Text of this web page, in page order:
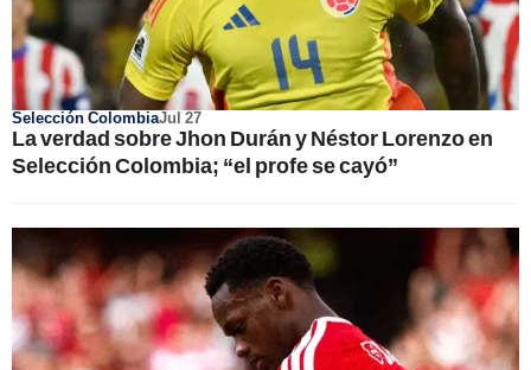
Selección ColombiaJul 27
La verdad sobre Jhon Durán y Néstor Lorenzo en
Selección Colombia; “el profe se cayó”